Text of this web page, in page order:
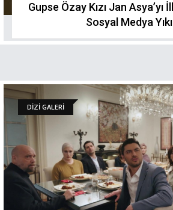
Gupse Özay Kızı Jan Asya’yı
Sosyal Medya
DİZİ GALERİ